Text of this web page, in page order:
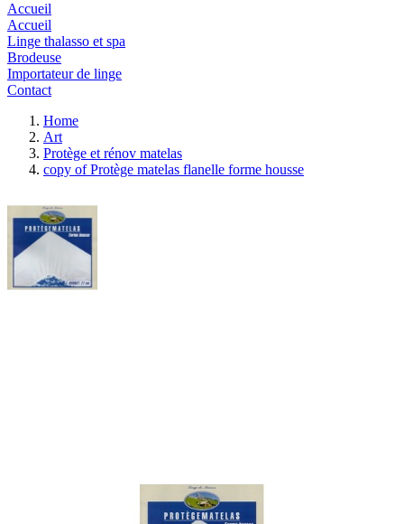
Accueil
Accueil
Linge thalasso et spa
Brodeuse
Importateur de linge
Contact
Home
Art
Protège et rénov matelas
copy of Protège matelas flanelle forme housse